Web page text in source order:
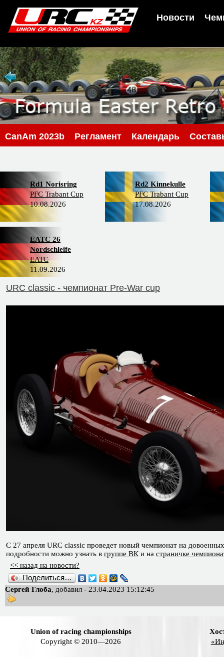
Новости
CanAm 2023b Регламент Календарь
Rd1 Norisring
PFC Trabant Cup
10.08.2026
Rd2 Kinnekulle
PFC Trabant Cup
17.08.2026
EATC 26
Nordschleife
EATC
11.09.2026
URC classic - чемпионат Pre-War cup
С 27 апреля URC classic проведет новый чемпионат на
подробности можно узнать в группе ВК и на страничке
<< назад на новости?
Поделиться…
Сергей Глоба, добавил - 23.04.2023 15:12:45
Union of racing championships
Copyright © 2010—2026